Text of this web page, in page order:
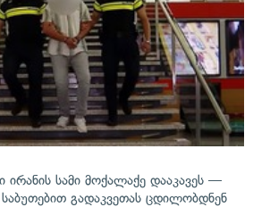
სამი მოქალაქე დააკავეს —
გადაკვეთას ცდილობდნენ